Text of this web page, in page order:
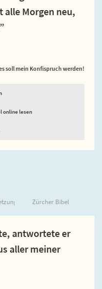
alle Morgen neu,
soll mein Konfispruch werden!
online lesen
Zürcher Bibel
antwortete er
aller meiner